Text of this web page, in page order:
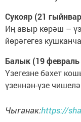
Сукояр (21
Иң авыр көрәш –
йөрәгегез
Балык (19
Үзегезне бәхет
үзеннән-үзе
Чыганак:https://